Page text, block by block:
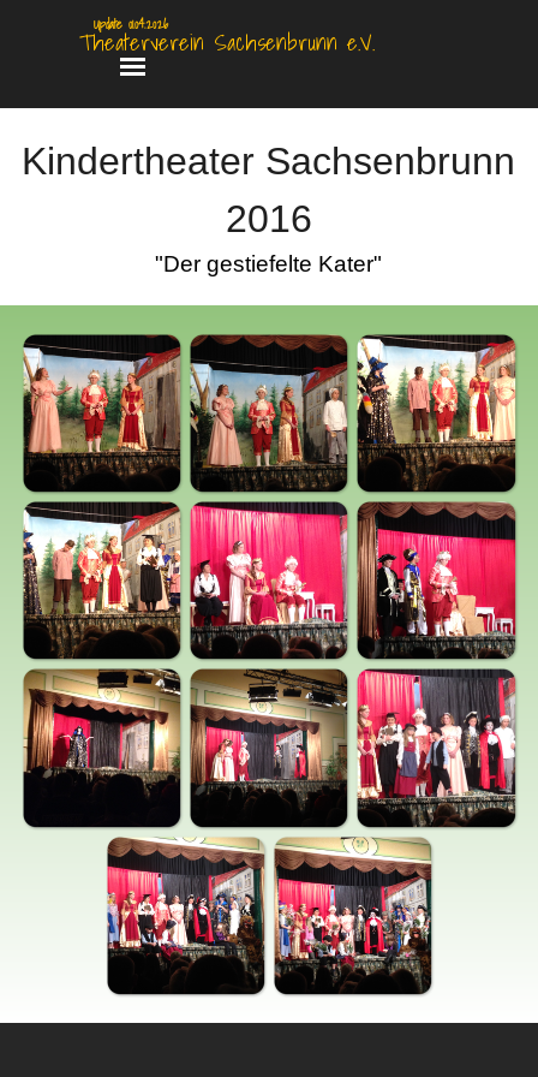
Theaterverein Sachsenbrunn e.V.
Update 01.04.2026
Menü überspringen
Kindertheater Sachsenbrunn
2016
"Der gestiefelte Kater"